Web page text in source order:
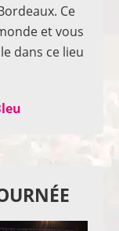
Ce
et vous
dans ce lieu